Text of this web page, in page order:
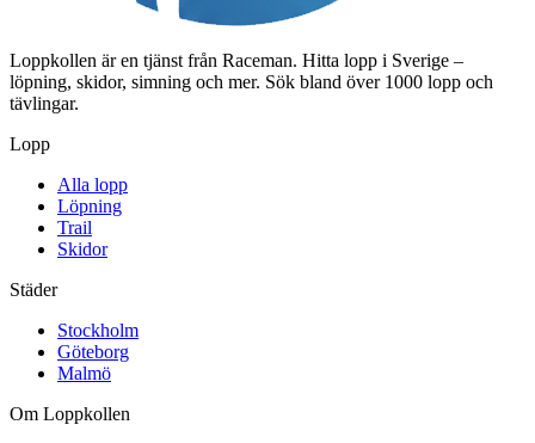
Loppkollen är en tjänst från Raceman. Hitta lopp i Sverige –
löpning, skidor, simning och mer. Sök bland över 1000 lopp och
tävlingar.
Lopp
Alla lopp
Löpning
Trail
Skidor
Städer
Stockholm
Göteborg
Malmö
Om Loppkollen